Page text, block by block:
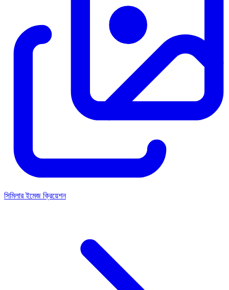
সিমিলার ইমেজ ক্রিয়েশন